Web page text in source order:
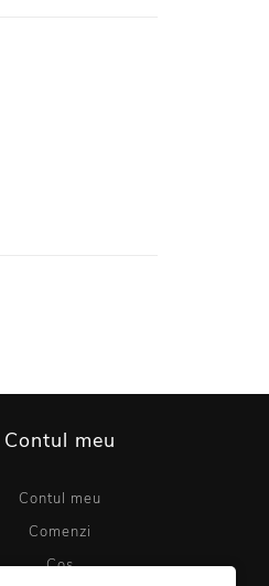
Contul meu
Contul meu
Comenzi
Coș